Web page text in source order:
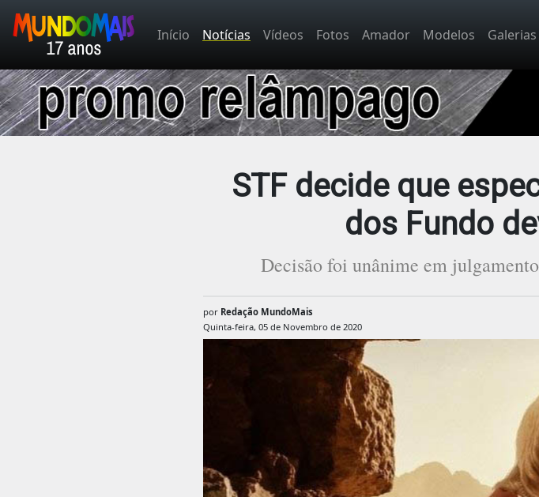
Início Notícias Vídeos Fotos Amador Modelos Galerias
STF decide que
dos Fundo
Decisão foi unânime em
por Redação MundoMais
Quinta-feira, 05 de Novembro de 2020